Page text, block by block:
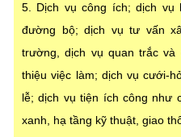
5. Dịch vụ công ích; dịch
đường bộ; dịch vụ tư vấn
trường, dịch vụ quan trắc
thiệu việc làm; dịch vụ cưới-
lễ; dịch vụ tiện ích công như
xanh, hạ tầng kỹ thuật, giao